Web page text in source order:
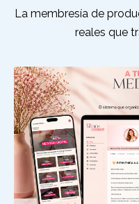
La membresía de
reales que